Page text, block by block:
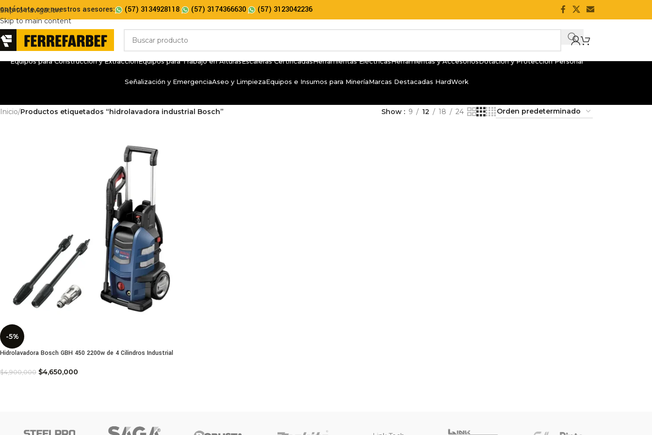
Skip to navigation
Skip to main content
con nuestros asesores: (57) 3134928118 (57) 3174366630 (57) 3123042236
Equipos para Construcción y ExtracciónEquipos para Trabajo en AlturasEscaleras CertificadasHerramientas EléctricasHerramientas y AccesoriosDotación y Protección Personal
Señalización y EmergenciaAseo y LimpiezaEquipos e Insumos para MineríaMarcas Destacadas HardWork
Inicio/Productos etiquetados “hidrolavadora industrial Bosch” Show 9 12 18 24
-5%
Hidrolavadora Bosch GBH 450 2200w de 4 Cilindros Industrial
$4,900,000 $4,650,000